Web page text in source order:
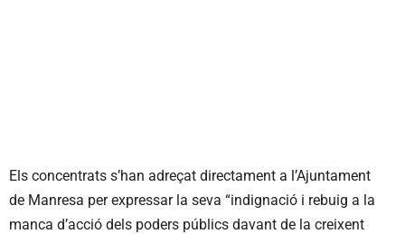
Els concentrats s’han adreçat directament a l’Ajuntament
de Manresa per expressar la seva “indignació i rebuig a la
manca d’acció dels poders públics davant de la creixent